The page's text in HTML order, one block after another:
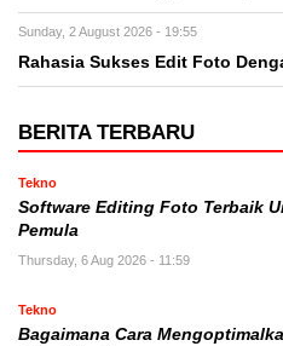
Sunday, 2 August 2026 - 19:55
Rahasia Sukses Edit Foto
BERITA TERBARU
Tekno
Software Editing Foto Terbaik
Pemula
Thursday, 6 Aug 2026 - 11:59
Tekno
Bagaimana Cara